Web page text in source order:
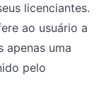
licenciantes.
ao usuário a
apenas uma
pelo